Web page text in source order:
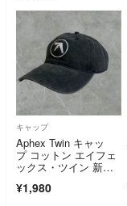
キャップ
Aphex Twin キャッ
プ コットン エイフェ
ックス・ツイン 新
工 cap new 帽子
¥1,980